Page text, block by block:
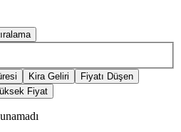
Kira Geliri
Fiyatı Düşen
Fiyat